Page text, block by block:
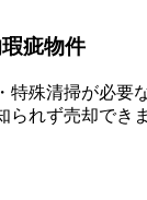
疵物件
特殊清掃が必要
れず売却できま